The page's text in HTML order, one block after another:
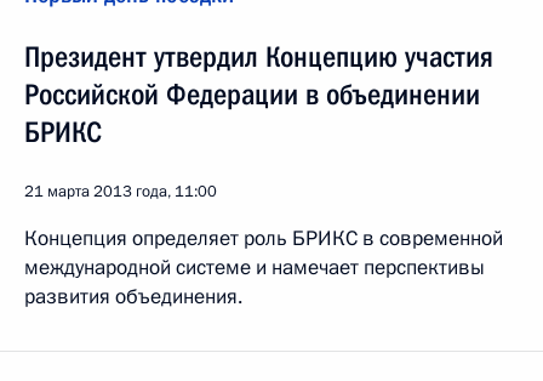
Президент утвердил Концепцию участия
Российской Федерации в объединении
БРИКС
21 марта 2013 года, 11:00
Концепция определяет роль БРИКС в современной
международной системе и намечает перспективы
развития объединения.